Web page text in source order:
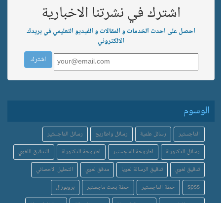
اشترك في نشرتنا الاخبارية
احصل على احدث الخدمات و المقالات و الفيديو التعليمي في بريدك
الالكتروني
الوسوم
الماجستير رسائل علمية رسائل واطاريح
رسائل الماجستير
رسائل الدكتوراة
اطروحة الماجستير اطروحة الدكتوراة
التدقيق اللغوي
تدقيق لغوي
تدقيق الرسالة لغويا مدقق لغوي
التحليل الاحصائي
spss
خطة الماجستير خطة بحث ماجستير
بروبوزال